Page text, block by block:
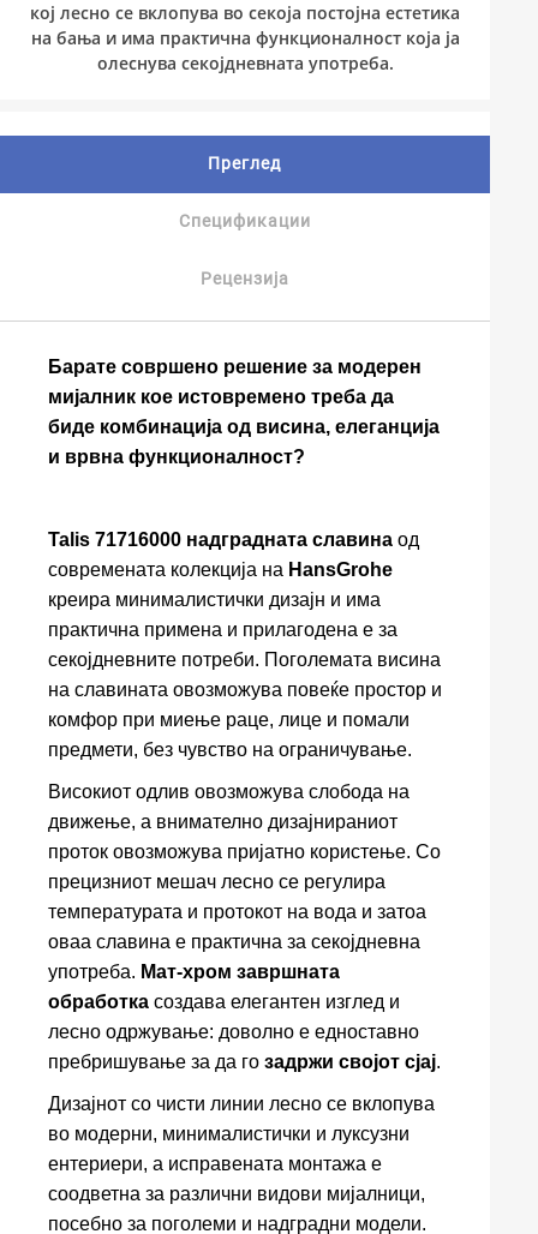
кој лесно се вклопува во секоја постојна естетика
на бања и има практична функционалност која ја
олеснува секојдневната употреба.
Преглед
Спецификации
Рецензија
Барате совршено решение за модерен
мијалник кое истовремено треба да
биде комбинација од висина, елеганција
и врвна функционалност?
Talis 71716000 надградната славина од
современата колекција на HansGrohe
креира минималистички дизајн и има
практична примена и прилагодена е за
секојдневните потреби. Поголемата висина
на славината овозможува повеќе простор и
комфор при миење раце, лице и помали
предмети, без чувство на ограничување.
Високиот одлив овозможува слобода на
движење, а внимателно дизајнираниот
проток овозможува пријатно користење. Со
прецизниот мешач лесно се регулира
температурата и протокот на вода и затоа
оваа славина е практична за секојдневна
употреба. Мат-хром завршната
обработка создава елегантен изглед и
лесно одржување: доволно е едноставно
пребришување за да го задржи својот сјај.
Дизајнот со чисти линии лесно се вклопува
во модерни, минималистички и луксузни
ентериери, а исправената монтажа е
соодветна за различни видови мијалници,
посебно за поголеми и надградни модели.